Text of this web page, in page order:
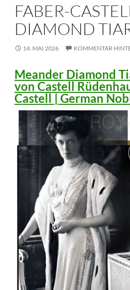
FABER-
DIAMOND
14. MAI 2026 KOMMENTAR
Meander Diamond
von Castell
Castell | German